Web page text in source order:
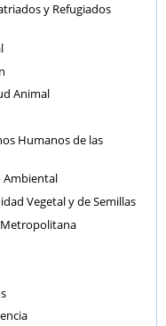
y Refugiados
Animal
Humanos de las
Ambiental
Vegetal y de Semillas
Metropolitana